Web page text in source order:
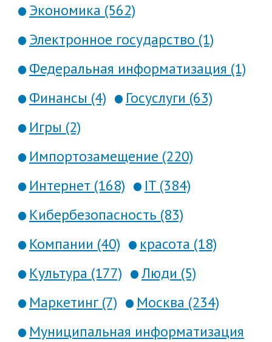
Экономика (562)
Электронное государство (1)
Федеральная информатизация (1)
Финансы (4)
Госуслуги (63)
Игры (2)
Импортозамещение (220)
Интернет (168)
IT (384)
Кибербезопасность (83)
Компании (40)
красота (18)
Культура (177)
Люди (5)
Маркетинг (7)
Москва (234)
Муниципальная информатизация